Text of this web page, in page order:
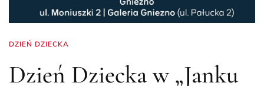
DZIEŃ DZIECKA
Dzień Dziecka w „Janku